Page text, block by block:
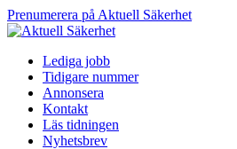
Prenumerera på Aktuell Säkerhet
Lediga jobb
Tidigare nummer
Annonsera
Kontakt
Läs tidningen
Nyhetsbrev